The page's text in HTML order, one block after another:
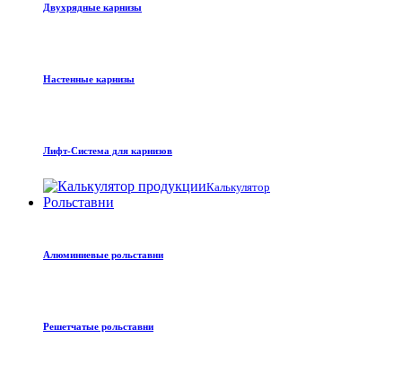
Двухрядные карнизы
Настенные карнизы
Лифт-Система для карнизов
Калькулятор
Рольставни
Алюминиевые рольставни
Решетчатые рольставни